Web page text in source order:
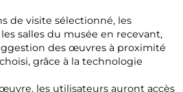
de visite sélectionné, les
salles du musée en recevant,
des œuvres à proximité
grâce à la technologie
les utilisateurs auront accès